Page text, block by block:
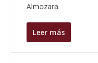
Almozara.
Leer más